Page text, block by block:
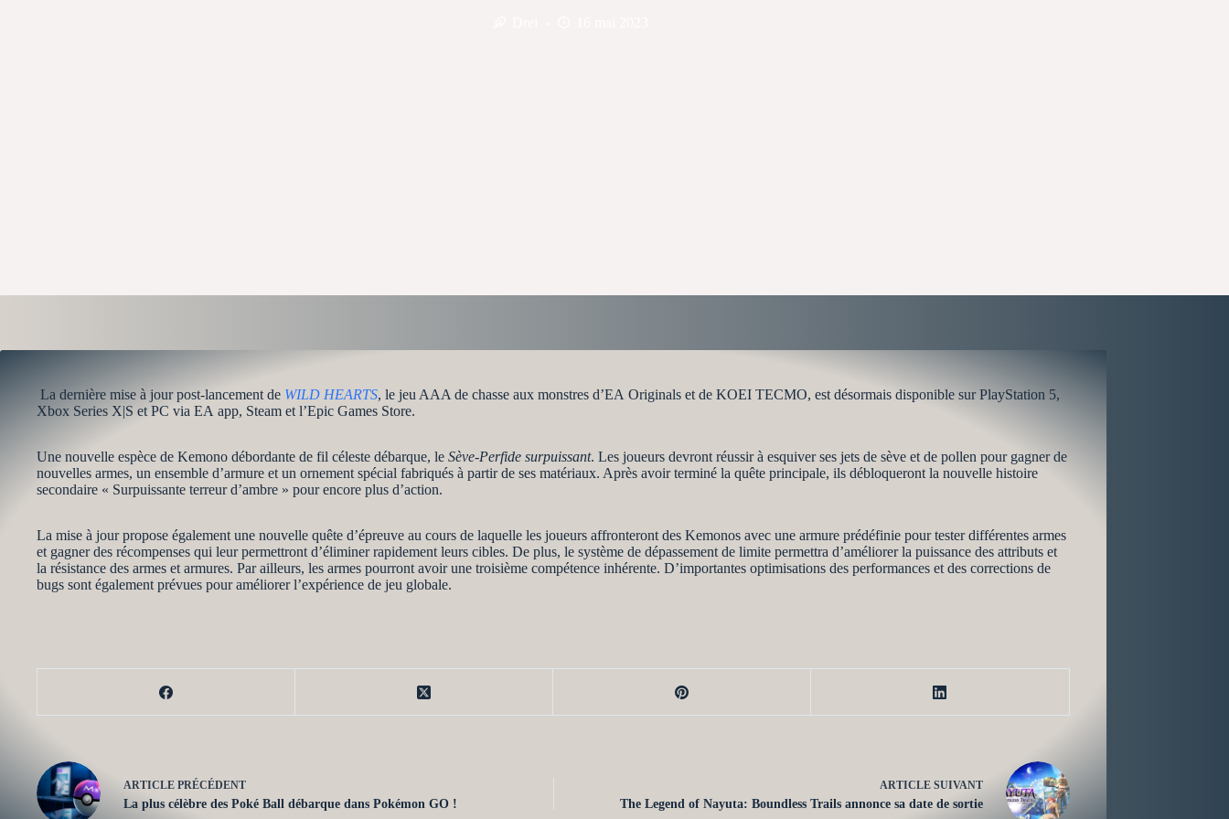
La dernière mise à jour post-lancement de WILD HEARTS, le jeu AAA de chasse aux monstres d’EA Originals et de KOEI TECMO, est désormais disponible sur PlayStation 5,
Xbox Series X|S et PC via EA app, Steam et l’Epic Games Store.
Une nouvelle espèce de Kemono débordante de fil céleste débarque, le Sève-Perfide surpuissant. Les joueurs devront réussir à esquiver ses jets de sève et de pollen pour gagner de
nouvelles armes, un ensemble d’armure et un ornement spécial fabriqués à partir de ses matériaux. Après avoir terminé la quête principale, ils débloqueront la nouvelle histoire
secondaire « Surpuissante terreur d’ambre » pour encore plus d’action.
La mise à jour propose également une nouvelle quête d’épreuve au cours de laquelle les joueurs affronteront des Kemonos avec une armure prédéfinie pour tester différentes armes
et gagner des récompenses qui leur permettront d’éliminer rapidement leurs cibles. De plus, le système de dépassement de limite permettra d’améliorer la puissance des attributs et
la résistance des armes et armures. Par ailleurs, les armes pourront avoir une troisième compétence inhérente. D’importantes optimisations des performances et des corrections de
bugs sont également prévues pour améliorer l’expérience de jeu globale.
ARTICLE PRÉCÉDENT
La plus célèbre des Poké Ball débarque dans Pokémon GO !
ARTICLESUIVANT
The Legend of Nayuta: Boundless Trails annonce sa date de sortie